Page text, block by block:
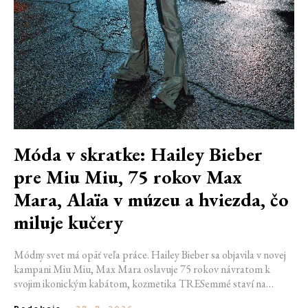
Móda v skratke: Hailey Bieber
pre Miu Miu, 75 rokov Max
Mara, Alaïa v múzeu a hviezda, čo
miluje kučery
Módny svet má opäť veľa práce. Hailey Bieber sa objavila v novej
kampani Miu Miu, Max Mara oslavuje 75 rokov návratom k
svojim ikonickým kabátom, kozmetika TRESemmé staví na